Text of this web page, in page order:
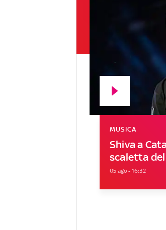
Shiva a
scaletta
MUSICA
05 ago - 16:32